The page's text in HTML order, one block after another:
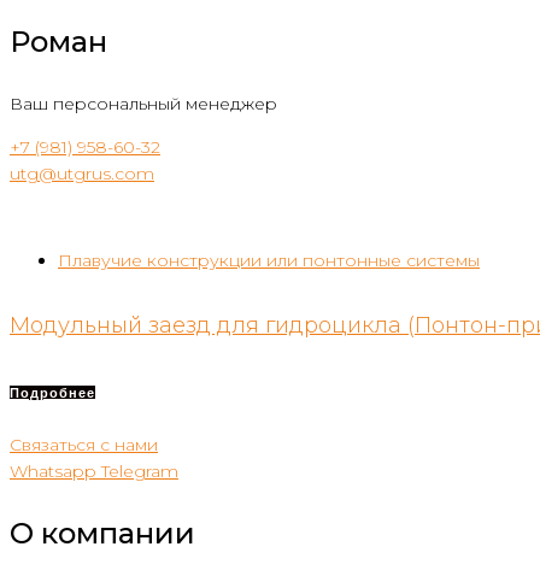
Роман
Ваш персональный менеджер
+7 (981) 958-60-32
utg@utgrus.com
Плавучие конструкции или понтонные системы
Модульный заезд для гидроцикла (Понтон-
Подробнее
Связаться с нами
Whatsapp Telegram
О компании